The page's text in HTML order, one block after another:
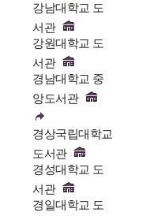
강남대학교 도
서관
강원대학교 도
서관
경남대학교 중
앙도서관
경상국립대학교
도서관
경성대학교 도
서관
경일대학교 도